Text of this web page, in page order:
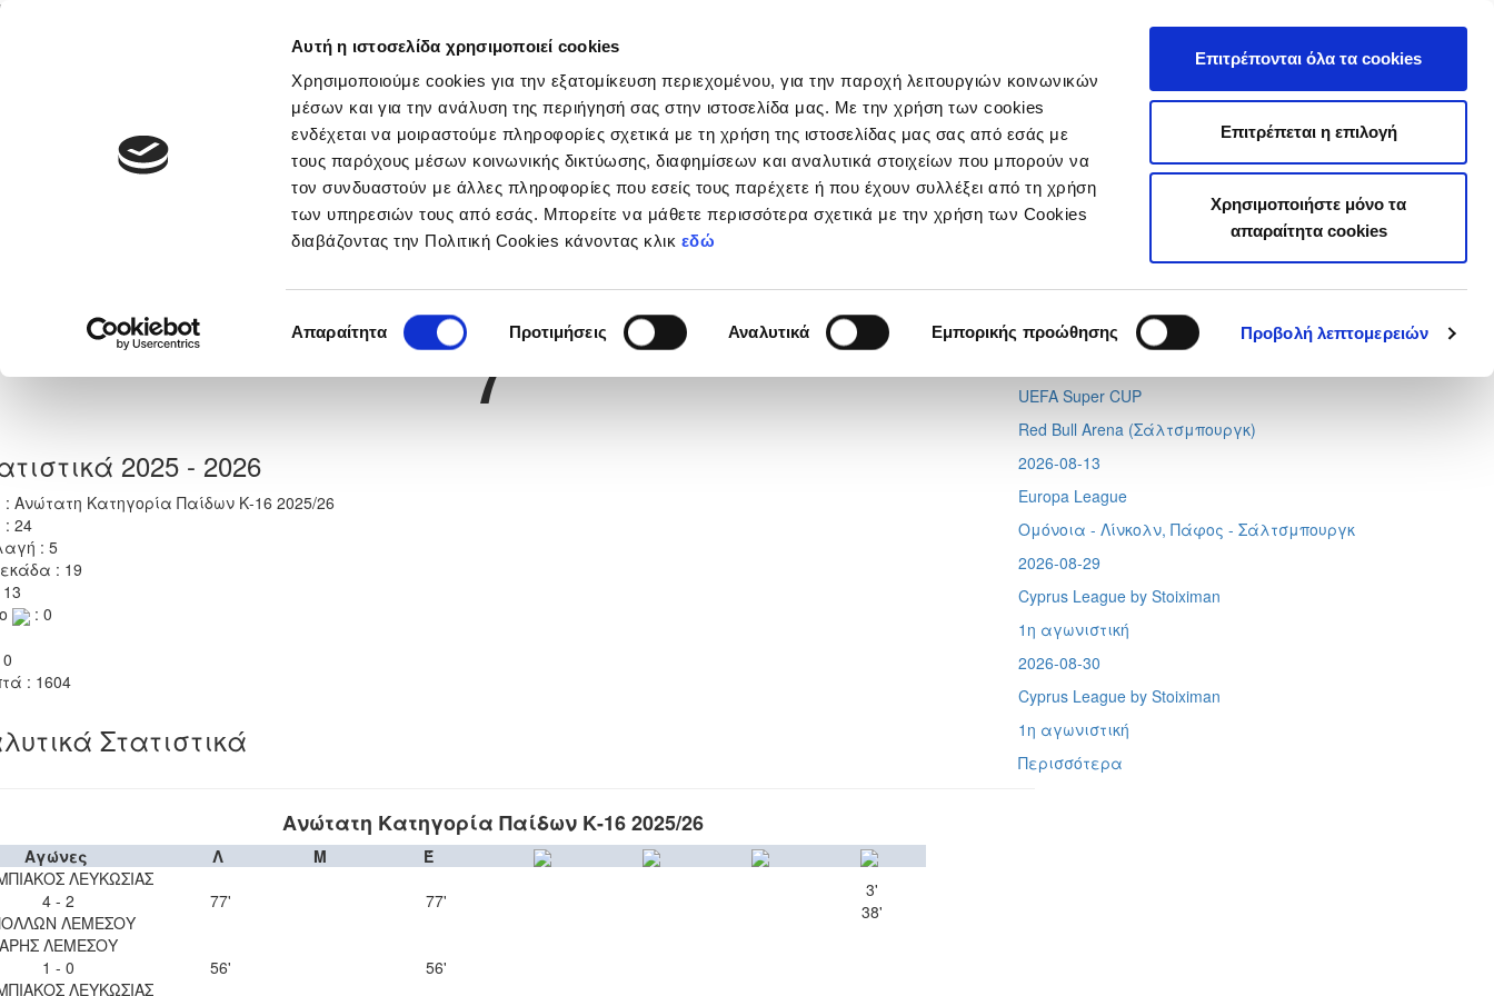
Αυτή η ιστοσελίδα χρησιμοποιεί cookies
Χρησιμοποιούμε cookies για την εξατομίκευση περιεχομένου, για την παροχή λειτουργιών κοινωνικών
μέσων και για την ανάλυση της περιήγησή σας στην ιστοσελίδα μας. Με την χρήση των cookies
ενδέχεται να μοιραστούμε πληροφορίες σχετικά με τη χρήση της ιστοσελίδας μας σας από εσάς με
τους παρόχους μέσων κοινωνικής δικτύωσης, διαφημίσεων και αναλυτικά στοιχείων που μπορούν να
τον συνδυαστούν με άλλες πληροφορίες που εσείς τους παρέχετε ή που έχουν συλλέξει από τη χρήση
των υπηρεσιών τους από εσάς. Μπορείτε να μάθετε περισσότερα σχετικά με την χρήση των Cookies
διαβάζοντας την Πολιτική Cookies κάνοντας κλικ εδώ
συγκατάθεσης
Απαραίτητα Προτιμήσεις Αναλυτικά Εμπορικής προώθησης Προβολή λεπτομερειών
Επιτρέπονται όλα τα cookies
Επιτρέπεται η επιλογή
Χρησιμοποιήστε μόνο τα
απαραίτητα cookies
Νέα & Πληροφορίες Εθνικές Ομάδες Διοργανώσεις
Previous Next
ΑΝΤΩΝΗΣ ΛΑΖΑΡΟΥ ΑΛΕΞΑΝΔΡΟΣ
Νούμερο Φανέλας
7
2025 - 2026
: Ανώτατη Κατηγορία Παίδων Κ-16 2025/26
: 24
: 5
: 19
: 0
: 1604
Στατιστικά
Ανώτατη Κατηγορία Παίδων Κ-16 2025/26
Αγώνες Λ Μ
Έ
ΛΕΥΚΩΣΙΑΣ
4 - 2
ΛΕΜΕΣΟΥ
77' 77'
3'
38'
ΑΡΗΣ ΛΕΜΕΣΟΥ
1 - 0
ΛΕΥΚΩΣΙΑΣ
56'
56'
Tweets by CyprusFA
Προσεχή γεγονότα
Conference League
Απόλλων - Μπραν
UEFA Super CUP
Red Bull Arena (Σάλτσμπουργκ)
2026-08-13
Europa League
Ομόνοια - Λίνκολν, Πάφος - Σάλτσμπουργκ
2026-08-29
Cyprus League by Stoiximan
1η αγωνιστική
2026-08-30
Cyprus League by Stoiximan
1η αγωνιστική
Περισσότερα